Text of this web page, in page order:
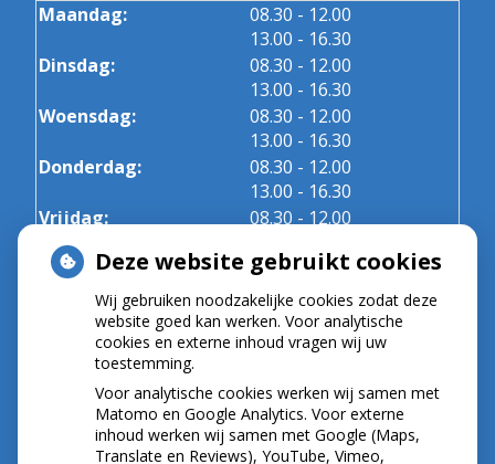
Maandag: 08.30 tot
- 12.00
13.00 tot
- 16.30
Dinsdag:
08.30 tot
- 12.00
13.00 tot
- 16.30
Woensdag:
08.30 tot
- 12.00
13.00 tot
- 16.30
Donderdag:
08.30 tot
- 12.00
13.00 tot
- 16.30
Vrijdag:
08.30 tot
- 12.00
NIEUWS
Let op: valse Infomedics-mails over
openstaande rekening
Tanden bleken? Laat het veilig doen!
Gezond tandvlees: de basis voor een gezonde
Deze website gebruikt cookies
Wij gebruiken noodzakelijke cookies zodat deze
website goed kan werken. Voor analytische
cookies en externe inhoud vragen wij uw
toestemming.
Voor analytische cookies werken wij samen met
Matomo en Google Analytics. Voor externe
inhoud werken wij samen met Google (Maps,
Translate en Reviews), YouTube, Vimeo,